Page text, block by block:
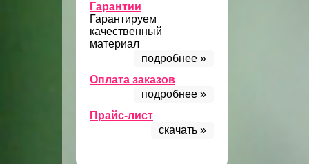
Гарантии
Гарантируем
качественный
материал
подробнее »
Оплата заказов
подробнее »
Прайс-лист
скачать »